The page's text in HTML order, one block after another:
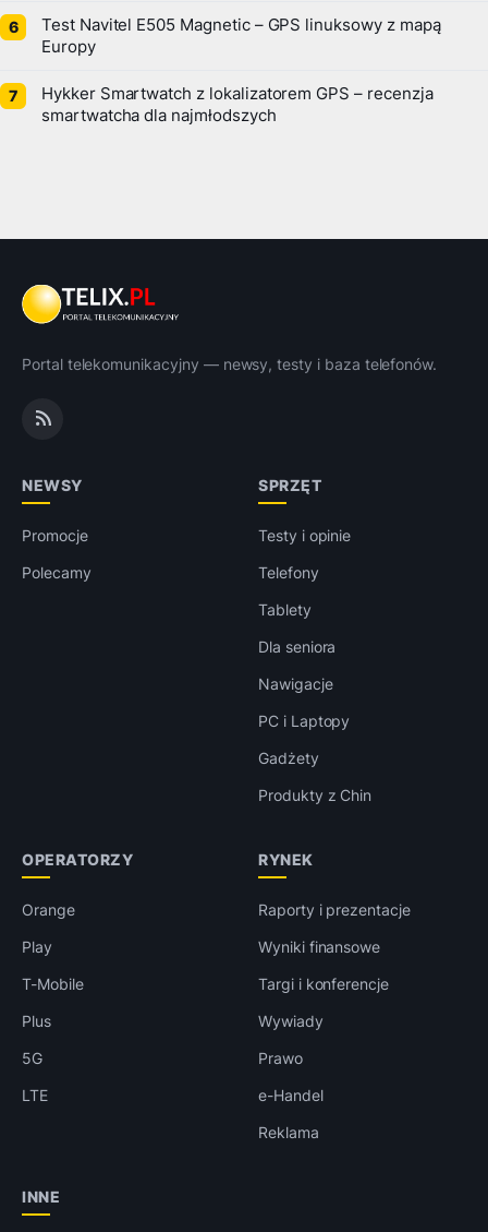
Test Navitel E505 Magnetic – GPS linuksowy z mapą
Europy
Hykker Smartwatch z lokalizatorem GPS – recenzja
smartwatcha dla najmłodszych
Portal telekomunikacyjny — newsy, testy i baza telefonów.
NEWSY
Promocje
Polecamy
SPRZĘT
Testy i opinie
Telefony
Tablety
Dla seniora
Nawigacje
PC i Laptopy
Gadżety
Produkty z Chin
OPERATORZY
Orange
Play
T-Mobile
Plus
5G
LTE
RYNEK
Raporty i prezentacje
Wyniki finansowe
Targi i konferencje
Wywiady
Prawo
e-Handel
Reklama
INNE